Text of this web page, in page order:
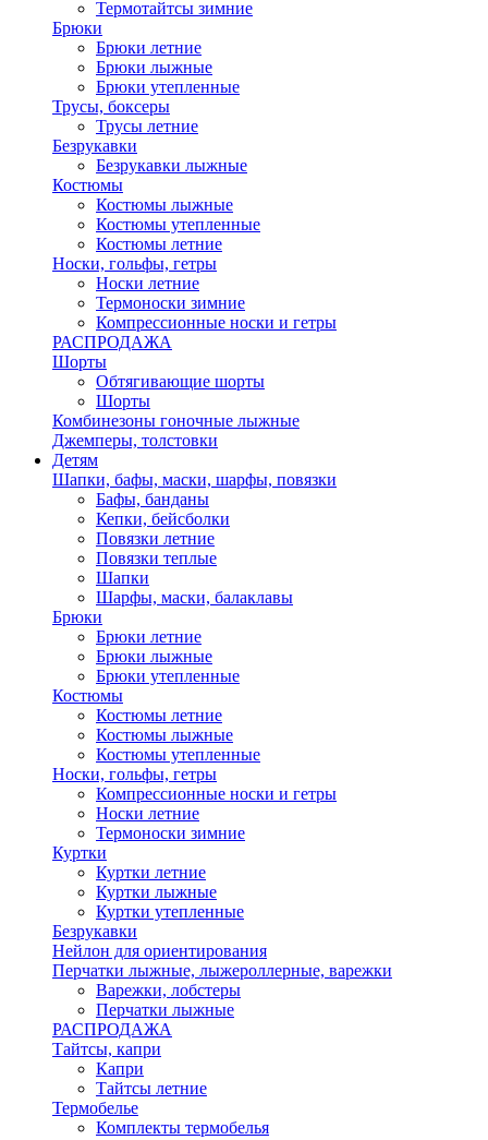
Термотайтсы зимние
Брюки
Брюки летние
Брюки лыжные
Брюки утепленные
Трусы, боксеры
Трусы летние
Безрукавки
Безрукавки лыжные
Костюмы
Костюмы лыжные
Костюмы утепленные
Костюмы летние
Носки, гольфы, гетры
Носки летние
Термоноски зимние
Компрессионные носки и гетры
РАСПРОДАЖА
Шорты
Обтягивающие шорты
Шорты
Комбинезоны гоночные лыжные
Джемперы, толстовки
Детям
Шапки, бафы, маски, шарфы, повязки
Бафы, банданы
Кепки, бейсболки
Повязки летние
Повязки теплые
Шапки
Шарфы, маски, балаклавы
Брюки
Брюки летние
Брюки лыжные
Брюки утепленные
Костюмы
Костюмы летние
Костюмы лыжные
Костюмы утепленные
Носки, гольфы, гетры
Компрессионные носки и гетры
Носки летние
Термоноски зимние
Куртки
Куртки летние
Куртки лыжные
Куртки утепленные
Безрукавки
Нейлон для ориентирования
Перчатки лыжные, лыжероллерные, варежки
Варежки, лобстеры
Перчатки лыжные
РАСПРОДАЖА
Тайтсы, капри
Капри
Тайтсы летние
Термобелье
Комплекты термобелья